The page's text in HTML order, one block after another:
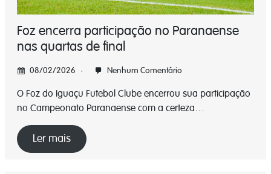
Foz encerra participação no Paranaense
nas quartas de final
08/02/2026 Nenhum Comentário
O Foz do Iguaçu Futebol Clube encerrou sua participação
no Campeonato Paranaense com a certeza…
Ler mais